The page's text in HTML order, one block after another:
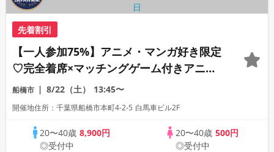
先着割引
【一人参加75%】アニメ・マンガ好き限定
♡完全着席×マッチングゲーム付きアニメ
コン
船橋市 8/22（土） 13:45〜
開催地住所：千葉県船橋市本町4-2-5 白馬車ビル2F
20〜40歳8,900円
◎受付中
20〜40歳 500円
◎受付中